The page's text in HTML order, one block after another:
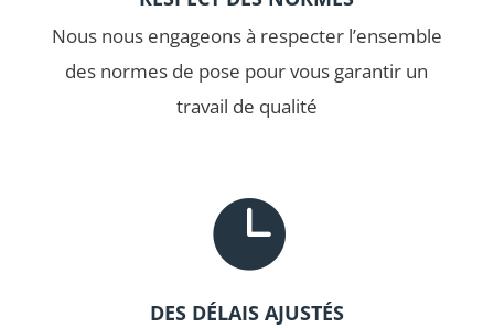
Nous nous engageons à respecter l’ensemble
des normes de pose pour vous garantir un
travail de qualité

DES DÉLAIS AJUSTÉS